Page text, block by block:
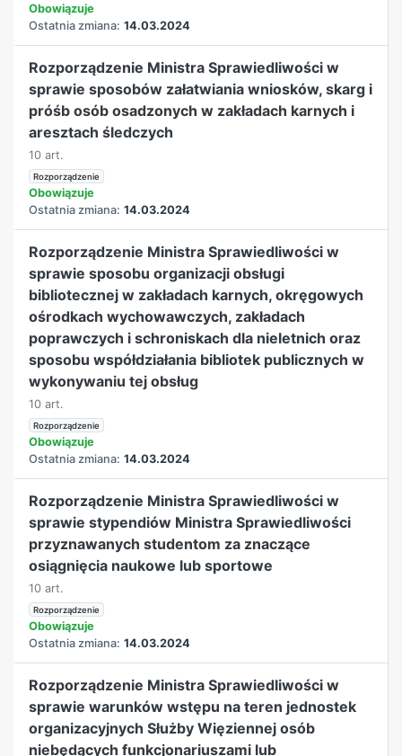
Obowiązuje
Ostatnia zmiana: 14.03.2024
Rozporządzenie Ministra Sprawiedliwości w
sprawie sposobów załatwiania wniosków, skarg i
próśb osób osadzonych w zakładach karnych i
aresztach śledczych
10 art.
Rozporządzenie
Obowiązuje
Ostatnia zmiana: 14.03.2024
Rozporządzenie Ministra Sprawiedliwości w
sprawie sposobu organizacji obsługi
bibliotecznej w zakładach karnych, okręgowych
ośrodkach wychowawczych, zakładach
poprawczych i schroniskach dla nieletnich oraz
sposobu współdziałania bibliotek publicznych w
wykonywaniu tej obsług
10 art.
Rozporządzenie
Obowiązuje
Ostatnia zmiana: 14.03.2024
Rozporządzenie Ministra Sprawiedliwości w
sprawie stypendiów Ministra Sprawiedliwości
przyznawanych studentom za znaczące
osiągnięcia naukowe lub sportowe
10 art.
Rozporządzenie
Obowiązuje
Ostatnia zmiana: 14.03.2024
Rozporządzenie Ministra Sprawiedliwości w
sprawie warunków wstępu na teren jednostek
organizacyjnych Służby Więziennej osób
niebędących funkcjonariuszami lub